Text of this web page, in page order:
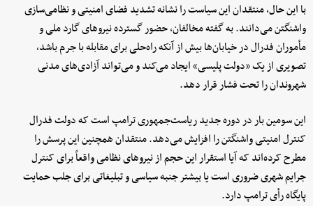
با این حال، منتقدان این سیاست را نشانه تشدید فضای امنیتی و نظامی‌سازی
واشنگتن می‌دانند. به گفته مخالفان، حضور گسترده نیروهای گارد ملی و
مأموران فدرال در خیابان‌ها بیش از آنکه راه‌حلی برای مقابله با جرم باشد،
تصویری از یک «دولت پلیسی» ایجاد می‌کند و می‌تواند آزادی‌های مدنی
شهروندان را تحت فشار قرار دهد.
این سومین بار در دوره جدید ریاست‌جمهوری ترامپ است که دولت فدرال
کنترل امنیتی واشنگتن را افزایش می‌دهد. منتقدان همچنین این پرسش را
مطرح کرده‌اند که آیا استقرار این حجم از نیروهای نظامی واقعاً برای کنترل
جرایم شهری ضروری است یا بیشتر جنبه سیاسی و تبلیغاتی برای جلب حمایت
پایگاه رأی ترامپ دارد.